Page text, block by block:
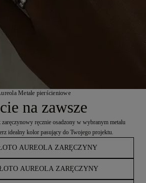
Metale pierścieniowe
na zawsze
ręcznie osadzony w wybranym metalu
idealny kolor pasujący do Twojego projektu.
AUREOLA ZARĘCZYNY
AUREOLA ZARĘCZYNY